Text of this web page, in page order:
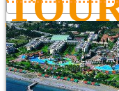
Горящие туры из